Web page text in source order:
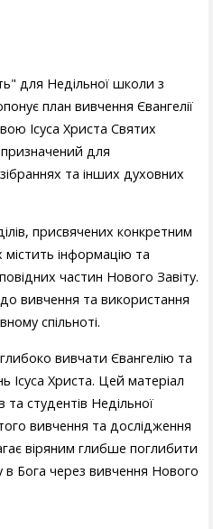
для Недільної школи з
план вивчення Євангелії
Ісуса Христа Святих
призначений для
та інших духовних
присвячених конкретним
інформацію та
частин Нового Завіту.
вивчення та використання
спільноті.
вивчати Євангелію та
Ісуса Христа. Цей матеріал
студентів Недільної
вивчення та дослідження
віряним глибше поглибити
в Бога через вивчення Нового